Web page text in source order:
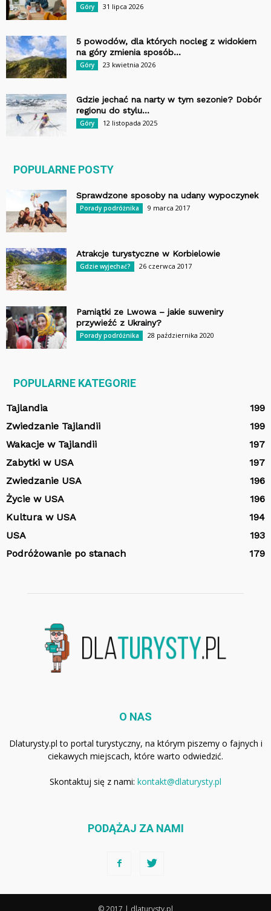
Góry 31 lipca 2026
5 powodów, dla których nocleg z widokiem
na góry zmienia sposób...
Góry 23 kwietnia 2026
Gdzie jechać na narty w tym sezonie? Dobór
regionu do stylu...
Góry 12 listopada 2025
POPULARNE POSTY
Sprawdzone sposoby na udany wypoczynek
Porady podróżnika 9 marca 2017
Atrakcje turystyczne w Korbielowie
Gdzie wyjechać? 26 czerwca 2017
Pamiątki ze Lwowa – jakie suweniry
przywieźć z Ukrainy?
Porady podróżnika 28 października 2020
POPULARNE KATEGORIE
Tajlandia
199
Zwiedzanie Tajlandii
199
Wakacje w Tajlandii
197
Zabytki w USA
197
Zwiedzanie USA
196
Życie w USA
196
Kultura w USA
194
USA
193
Podróżowanie po stanach
179
O NAS
Dlaturysty.pl to portal turystyczny, na którym piszemy o fajnych i
ciekawych miejscach, które warto odwiedzić.
Skontaktuj się z nami: kontakt@dlaturysty.pl
PODĄŻAJ ZA NAMI
© 2017 | dlaturysty.pl